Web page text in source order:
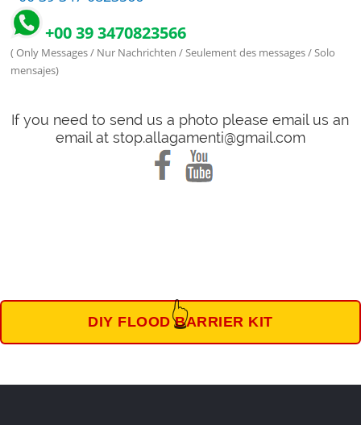
+00 39 3470823566
( Only Messages / Nur Nachrichten / Seulement des messages / Solo
mensajes)
If you need to send us a photo please email us an
email at stop.allagamenti@gmail.com
DIY FLOOD BARRIER KIT
👆